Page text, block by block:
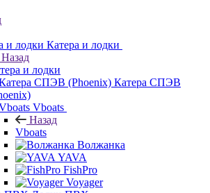
Катера и лодки
Назад
и лодки
Катера СПЭВ
Vboats
Назад
Vboats
Волжанка
YAVA
FishPro
Voyager